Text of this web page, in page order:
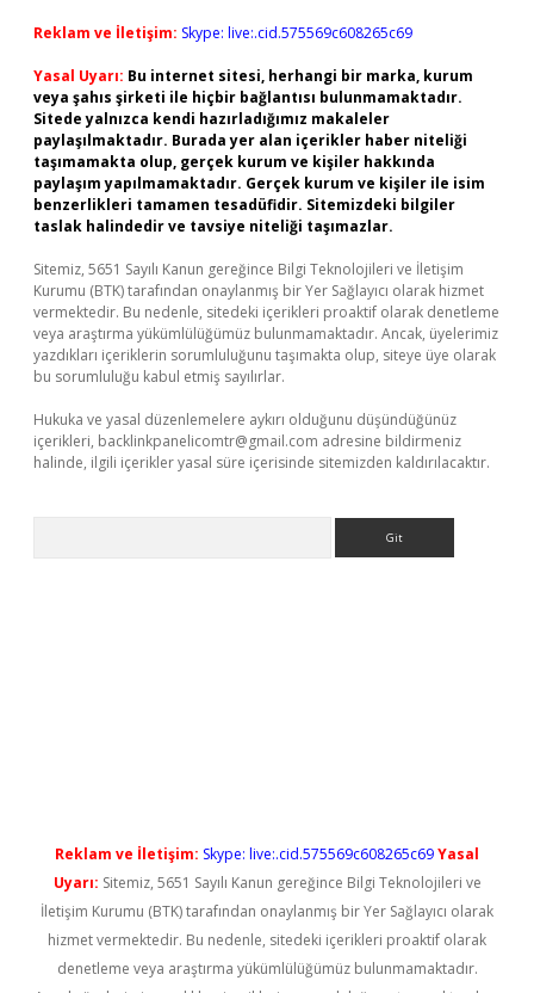
Reklam ve İletişim: Skype: live:.cid.575569c608265c69
Yasal Uyarı: Bu internet sitesi, herhangi bir marka, kurum
veya şahıs şirketi ile hiçbir bağlantısı bulunmamaktadır.
Sitede yalnızca kendi hazırladığımız makaleler
paylaşılmaktadır. Burada yer alan içerikler haber niteliği
taşımamakta olup, gerçek kurum ve kişiler hakkında
paylaşım yapılmamaktadır. Gerçek kurum ve kişiler ile isim
benzerlikleri tamamen tesadüfidir. Sitemizdeki bilgiler
taslak halindedir ve tavsiye niteliği taşımazlar.
Sitemiz, 5651 Sayılı Kanun gereğince Bilgi Teknolojileri ve İletişim
Kurumu (BTK) tarafından onaylanmış bir Yer Sağlayıcı olarak hizmet
vermektedir. Bu nedenle, sitedeki içerikleri proaktif olarak denetleme
veya araştırma yükümlülüğümüz bulunmamaktadır. Ancak, üyelerimiz
yazdıkları içeriklerin sorumluluğunu taşımakta olup, siteye üye olarak
bu sorumluluğu kabul etmiş sayılırlar.
Hukuka ve yasal düzenlemelere aykırı olduğunu düşündüğünüz
içerikleri, backlinkpanelicomtr@gmail.com adresine bildirmeniz
halinde, ilgili içerikler yasal süre içerisinde sitemizden kaldırılacaktır.
Reklam ve İletişim: Skype: live:.cid.575569c608265c69Yasal
Uyarı: Sitemiz, 5651 Sayılı Kanun gereğince Bilgi Teknolojileri ve
İletişim Kurumu (BTK) tarafından onaylanmış bir Yer Sağlayıcı olarak
hizmet vermektedir. Bu nedenle, sitedeki içerikleri proaktif olarak
denetleme veya araştırma yükümlülüğümüz bulunmamaktadır.